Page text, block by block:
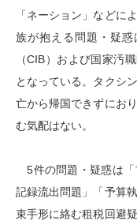
「ネーション」などに
族が抱える問題・疑
（CIB）および国家汚
となっている。タクシ
亡から帰国できずにお
む気配はない。
5件の問題・疑惑は「
記録流出問題」「予算
束手形に絡む租税回避